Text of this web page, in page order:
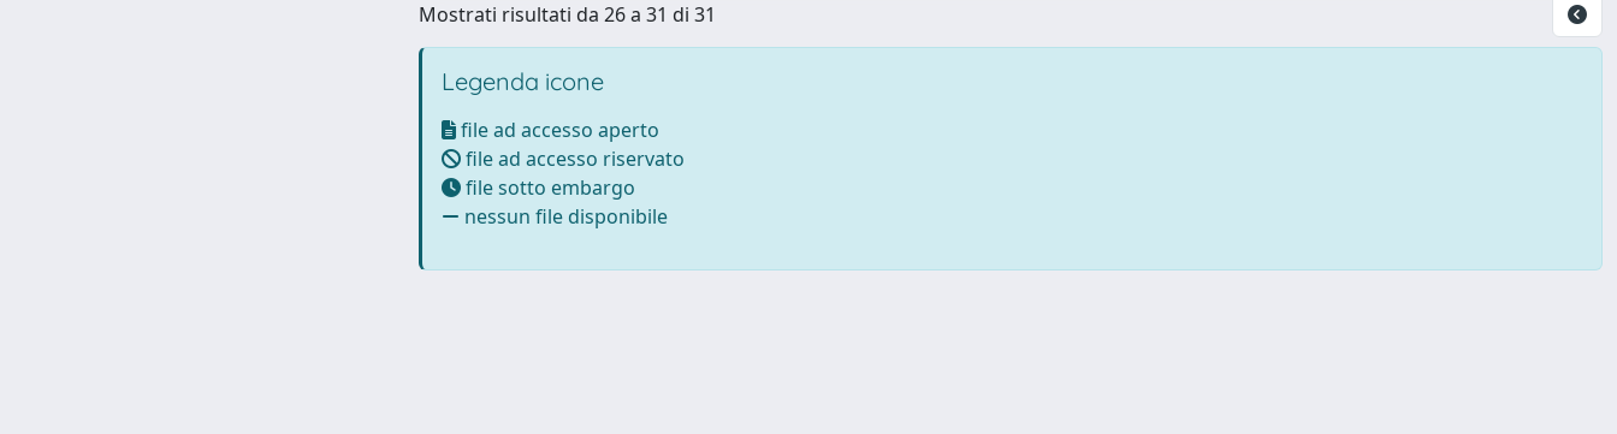
Mostrati risultati da 26 a 31 di 31
Legenda icone
file ad accesso aperto
file ad accesso riservato
file sotto embargo
nessun file disponibile